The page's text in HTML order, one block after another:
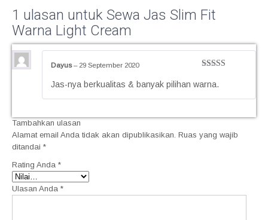
1 ulasan untuk Sewa Jas Slim Fit
Warna Light Cream
dari 5
Dayus– 29 September 2020
Jas-nya berkualitas & banyak pilihan warna.
Tambahkan ulasan
Alamat email Anda tidak akan dipublikasikan. Ruas yang wajib
ditandai *
Rating Anda *
Ulasan Anda *